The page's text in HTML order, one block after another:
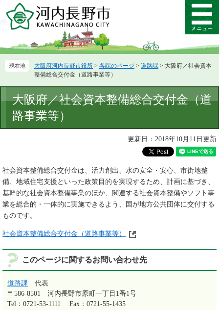
ー
先
ニ
を
て
メ
ニ
ー
大阪府河内長野市役所 > 各課のページ > 道路課 > 大阪府／社会資本
整備総合交付金（道路事業等）
文
大阪府／社会資本整備総合交付金（道
路事業等）
更新日：2018年10月11日更新
社会資本整備総合交付金は、活力創出、水の安全・安心、市街地整
備、地域住宅支援といった政策目的を実現するため、計画に基づき、
基幹的な社会資本整備事業のほか、関連する社会資本整備やソフト事
業を総合的・一体的に実施できるよう、国が地方公共団体に交付する
ものです。
社会資本整備総合交付金（道路事業等）
このページに関するお問い合わせ先
道路課
代表
〒586-8501
河内長野市原町一丁目1番1号
Tel：0721-53-1111
Fax：0721-55-1435